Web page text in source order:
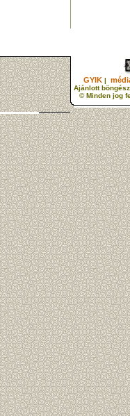
GYIK |
Ajánlott
© Minden jog